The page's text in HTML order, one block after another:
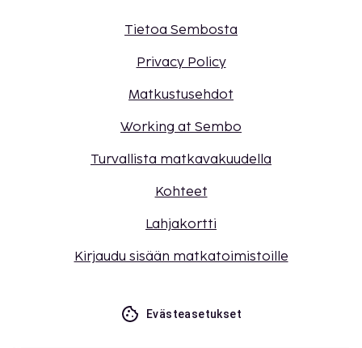
Tietoa Sembosta
Privacy Policy
Matkustusehdot
Working at Sembo
Turvallista matkavakuudella
Kohteet
Lahjakortti
Kirjaudu sisään matkatoimistoille
Evästeasetukset